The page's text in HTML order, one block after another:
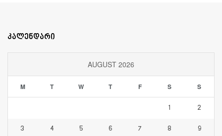
კალენდარი
AUGUST 2026
M T W T F S S
1 2
3 4 5 6 7 8 9